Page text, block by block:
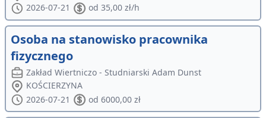
2026-07-21
od 35,00 zł/h
Osoba na stanowisko pracownika
fizycznego
Zakład Wiertniczo - Studniarski Adam Dunst
KOŚCIERZYNA
2026-07-21
od 6000,00 zł